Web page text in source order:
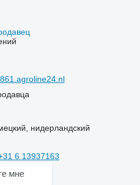
нидерландский
6 13937163
мне